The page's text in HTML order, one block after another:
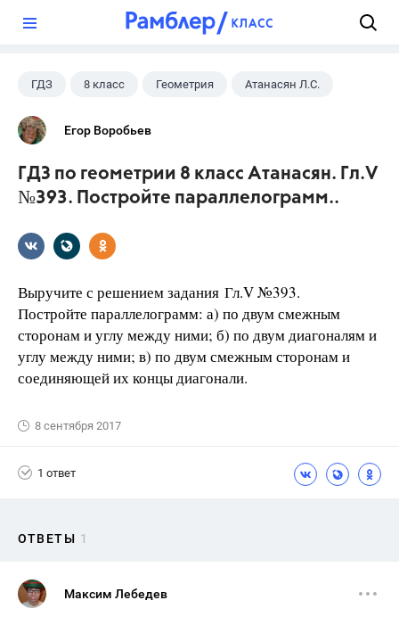
ГДЗ 8 класс Геометрия Атанасян Л.С.
Егор Воробьев
ГДЗ по геометрии 8 класс Атанасян. Гл.V
№393. Постройте параллелограмм..
Выручите с решением задания Гл.V №393.
Постройте параллелограмм: а) по двум смежным
сторонам и углу между ними; б) по двум диагоналям и
углу между ними; в) по двум смежным сторонам и
соединяющей их концы диагонали.
8 сентября 2017
1 ответ
ОТВЕТЫ 1
Максим Лебедев